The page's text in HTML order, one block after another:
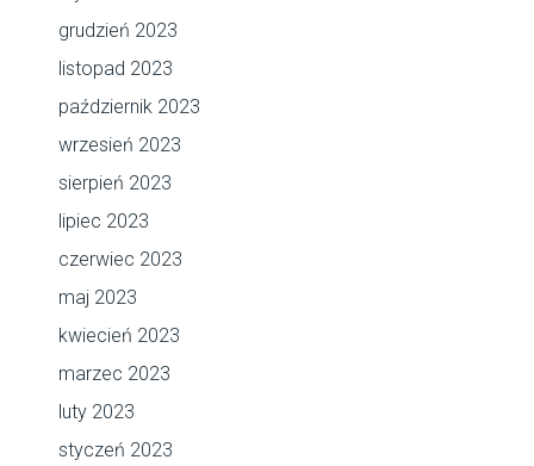
grudzień 2023
listopad 2023
październik 2023
wrzesień 2023
sierpień 2023
lipiec 2023
czerwiec 2023
maj 2023
kwiecień 2023
marzec 2023
luty 2023
styczeń 2023